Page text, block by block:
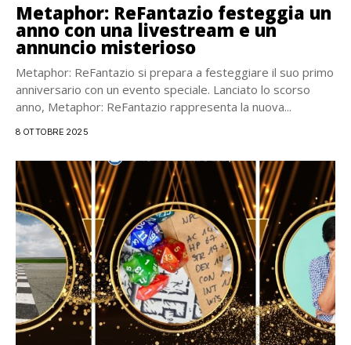
Metaphor: ReFantazio festeggia un
anno con una livestream e un
annuncio misterioso
Metaphor: ReFantazio si prepara a festeggiare il suo primo
anniversario con un evento speciale. Lanciato lo scorso
anno, Metaphor: ReFantazio rappresenta la nuova...
8 OTTOBRE 2025